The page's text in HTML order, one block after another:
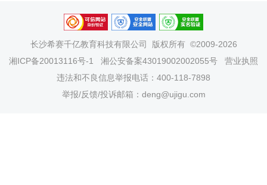
长沙希赛千亿教育科技有限公司
版权所有 ©2009-2026
湘ICP备20013116号-1
湘公安备案43019002002055号
营业执照
违法和不良信息举报电话：400-118-7898
举报/反馈/投诉邮箱：deng@ujigu.com